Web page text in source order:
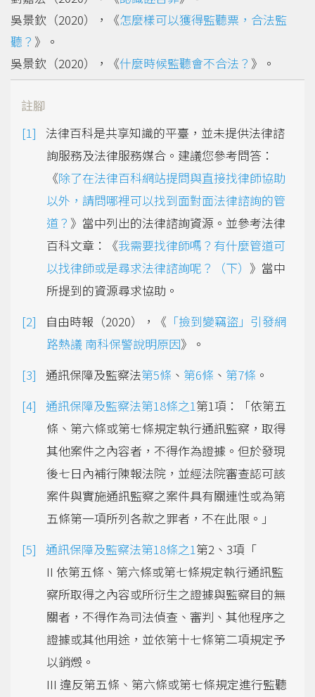
吳景欽（2020），《怎麼樣可以獲得監聽票，合法監
聽？ 》。
吳景欽（2020），《什麼時候監聽會不合法？ 》。
註腳
法律百科是共享知識的平臺，並未提供法律諮
詢服務及法律服務媒合。建議您參考問答：
《除了在法律百科網站提問與直接找律師協助
以外，請問哪裡可以找到面對面法律諮詢的管
道？ 》當中列出的法律諮詢資源。並參考法律
百科文章：《我需要找律師嗎？有什麼管道可
以找律師或是尋求法律諮詢呢？（下） 》當中
所提到的資源尋求協助。
自由時報（2020），《 「撿到變竊盜」引發網
路熱議 南科保警說明原因》。
通訊保障及監察法第5條 、 第6條 、 第7條 。
通訊保障及監察法第18條之1第1項：「依第五
條、第六條或第七條規定執行通訊監察，取得
其他案件之內容者，不得作為證據。但於發現
後七日內補行陳報法院，並經法院審查認可該
案件與實施通訊監察之案件具有關連性或為第
五條第一項所列各款之罪者，不在此限。」
通訊保障及監察法第18條之1第2、3項「
II 依第五條、第六條或第七條規定執行通訊監
察所取得之內容或所衍生之證據與監察目的無
關者，不得作為司法偵查、審判、其他程序之
證據或其他用途，並依第十七條第二項規定予
以銷燬。
III 違反第五條、第六條或第七條規定進行監聽